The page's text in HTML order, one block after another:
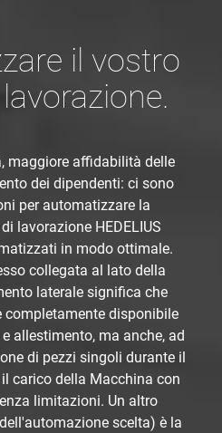
il vostro
maggiore affidabilità delle
dei dipendenti: ci sono
per automatizzare la
lavorazione HEDELIUS
in modo ottimale.
collegata al lato della
laterale significa che
completamente disponibile
allestimento, ma anche, ad
di pezzi singoli durante il
carico della Macchina con
limitazioni. Un altro
scelta) è la